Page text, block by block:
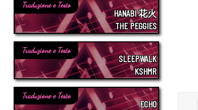
Traduzione e Testo
HANABI 花火
THE PEGGIES
Traduzione e Testo
SLEEPWALK
KSHMR
Traduzione e Testo
ECHO